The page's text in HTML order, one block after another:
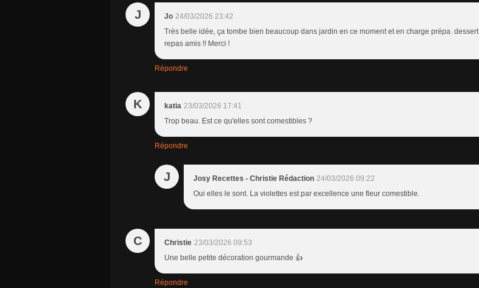
J Jo 24/03/2026 23:42
Très belle idée, ça tombe bien beaucoup dans jardin en ce moment et en charge prépa. dessert
repas amis !! Merci !
Répondre
K katia 23/03/2026 17:41
Trop beau. Est ce qu'elles sont comestibles ?
Répondre
J Josy Recettes - Christie Rédaction 24/03/2026 09:22
Oui elles le sont. La violettes est par excellence une fleur comestible.
C Christie 23/03/2026 09:53
Une belle petite décoration gourmande 👍
Répondre